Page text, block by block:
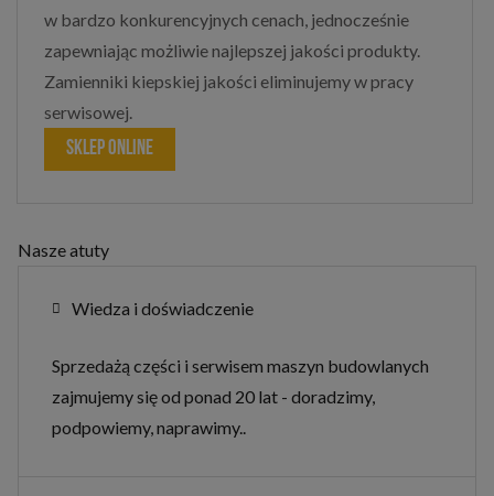
w bardzo konkurencyjnych cenach, jednocześnie
zapewniając możliwie najlepszej jakości produkty.
Zamienniki kiepskiej jakości eliminujemy w pracy
serwisowej.
SKLEP ONLINE
Nasze atuty
Wiedza i doświadczenie
Sprzedażą części i serwisem maszyn budowlanych
zajmujemy się od ponad 20 lat - doradzimy,
podpowiemy, naprawimy..